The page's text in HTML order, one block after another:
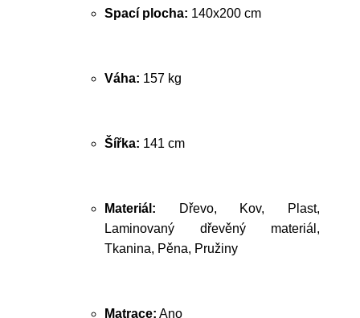
Spací plocha: 140x200 cm
Váha: 157 kg
Šířka: 141 cm
Materiál: Dřevo, Kov, Plast,
Laminovaný dřevěný materiál,
Tkanina, Pěna, Pružiny
Matrace: Ano